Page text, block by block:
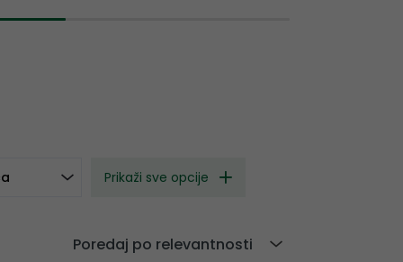
Prikaži sve opcije
Poredaj po relevantnosti